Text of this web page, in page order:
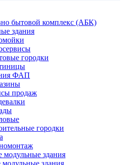
бытовой комплекс (АБК)
здания
городки
ФАП
продаж
городки
здания
здания